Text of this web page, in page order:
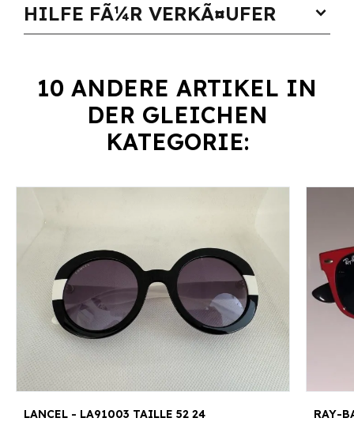
HILFE FÃ¼R VERKÃ¤UFER expand_more
10 ANDERE ARTIKEL IN
DER GLEICHEN
KATEGORIE:
LANCEL - LA91003 TAILLE 52 24 RAY-